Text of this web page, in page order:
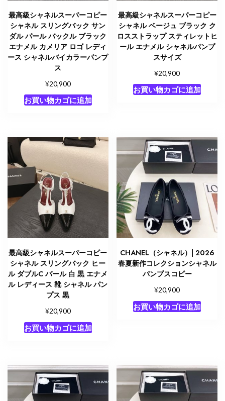
最高級シャネルスーパーコピー
シャネル スリングバック サン
ダル パール バックル ブラック
エナメル カメリア ロゴ レディ
ース シャネルバイカラーパンプ
ス
¥20,900
お買い物カゴに追加
最高級シャネルスーパーコピー
シャネル ベージュ ブラック ク
ロスストラップ スティレットヒ
ール エナメル シャネルパンプ
スサイズ
¥20,900
お買い物カゴに追加
最高級シャネルスーパーコピー
シャネル スリングバック ヒー
ル ダブルC パール 白 黒 エナメ
ル レディース 靴 シャネル パン
プス 黒
¥20,900
お買い物カゴに追加
CHANEL（シャネル）| 2026
春夏新作コレクションシャネル
パンプスコピー
¥20,900
お買い物カゴに追加